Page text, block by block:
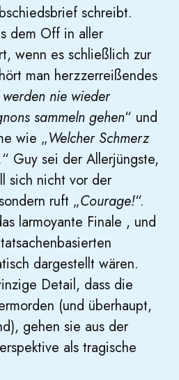
schreibt.
dem Off in aller
wenn es schließlich zur
man herzzerreißendes
nie wieder
sammeln gehen“ und
wie „Welcher Schmerz
“ Guy sei der Allerjüngste,
sich nicht vor der
ruft „Courage!“.
larmoyante Finale , und
dargestellt wären.
Detail, dass die
(und überhaupt,
gehen sie aus der
als tragische